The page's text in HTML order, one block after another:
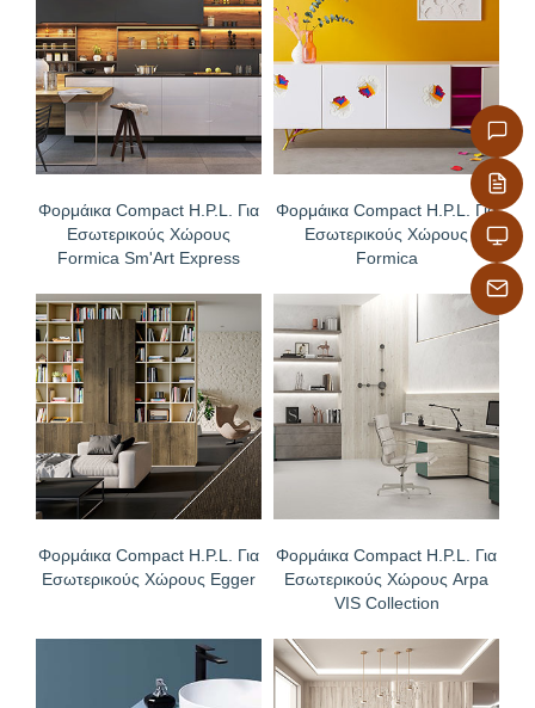
Φορμάικα Compact H.P.L. Για
Εσωτερικούς Χώρους
Formica Sm'Art Express
Φορμάικα Compact H.P.L. Για
Εσωτερικούς Χώρους
Formica
Φορμάικα Compact H.P.L. Για
Εσωτερικούς Χώρους Egger
Φορμάικα Compact H.P.L. Για
Εσωτερικούς Χώρους Arpa
VIS Collection